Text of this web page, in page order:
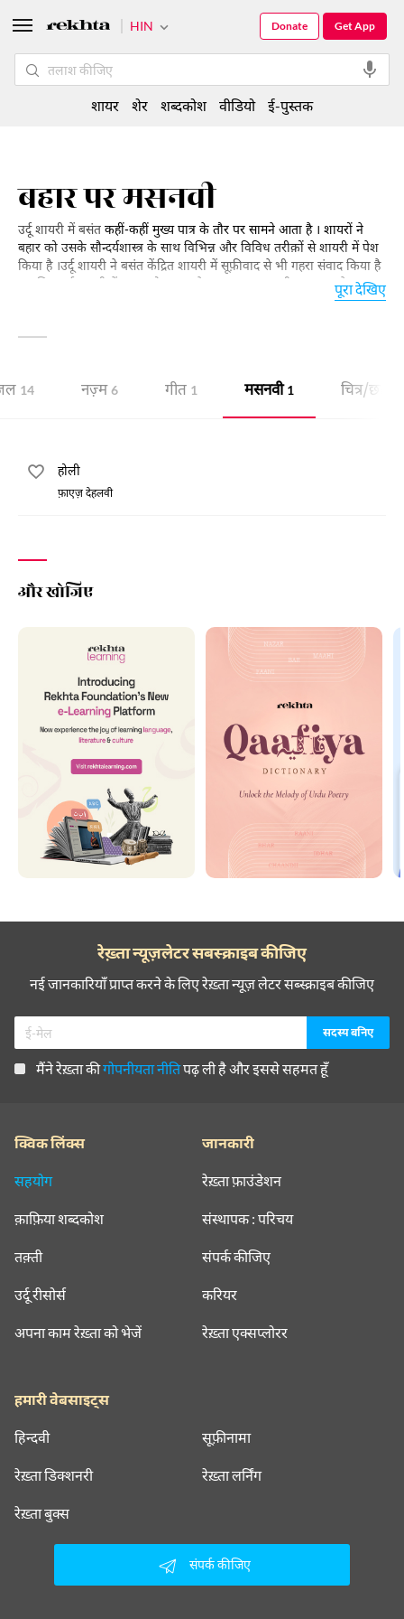
बहार पर मसनवी
उर्दू शायरी में बसंत कहीं-कहीं मुख्य पात्र के तौर पर सामने आता है । शायरों ने
बहार को उसके सौन्दर्यशास्त्र के साथ विभिन्न और विविध तरीक़ों से शायरी में पेश
किया है ।उर्दू शायरी ने बसंत केंद्रित शायरी में सूफ़ीवाद से भी गहरा संवाद किया है
।इसलिए उर्दू शायरी में बहार को महबूब के हुस्न का रूपक भी कहा गया है ।
क्लासिकी शायरी के आशिक़ की नज़र से ये मौसम ऐसा है कि पतझड़ के बाद
जीवन के विरोधाभास और क्रांतिकारी शायरी में बसंत का एक दूसरा ही रूप नज़र
पूरा देखिए
14 नज़्म 6 गीत 1 मसनवी 1 चित्र/छाया
होली
फ़ाएज़ देहलवी
और खोजिए
HIN Get App
Donate
शायर शेर शब्दकोश वीडियो ई-पुस्तक
रेख़्ता न्यूज़लेटर सबस्क्राइब कीजिए
नई जानकारियाँ प्राप्त करने के लिए रेख़्ता न्यूज़ लेटर सब्स्क्राइब कीजिए
मैंने रेख़्ता कीगोपनीयता नीतिपढ़ ली है और इससे सहमत हूँ
क्विक लिंक्स
सहयोग
क़ाफ़िया शब्दकोश
तक़्ती
उर्दू रीसोर्स
अपना काम रेख़्ता को भेजें
जानकारी
रेख़्ता फ़ाउंडेशन
संस्थापक : परिचय
संपर्क कीजिए
करियर
रेख़्ता एक्सप्लोरर
हमारी वेबसाइट्स
हिन्दवी सूफ़ीनामा
रेख़्ता डिक्शनरी रेख़्ता लर्निंग
रेख़्ता बुक्स
संपर्क कीजिए